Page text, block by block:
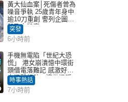
黃大仙血案│死傷者曾為
噪音爭執 25歲青年身中
逾10刀重創 警列企圖謀
殺及自殺案
突發
6小時前
手機無電陷「世紀大恐
慌」 港女崩潰憶中環街
頭借電落難記 感激好心
人溫馨相助：這份溫暖
記一輩子｜Juicy叮
時事熱話
7小時前